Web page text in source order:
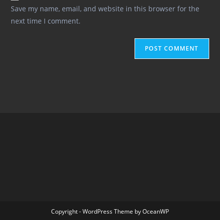
URL
(optional)
Save my name, email, and website in this browser for the
next time I comment.
Copyright - WordPress Theme by OceanWP